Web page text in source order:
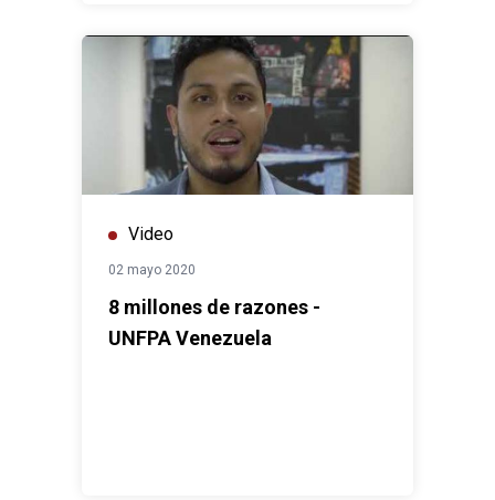
Video
02 mayo 2020
8 millones de razones -
UNFPA Venezuela